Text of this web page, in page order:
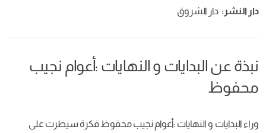
دار النشر: دار الشروق
نبذة عن البدايات و النهايات :أعوام نجيب
محفوظ
وراء البدايات و النهايات :أعوام نجيب محفوظ فكرة سيطرت على